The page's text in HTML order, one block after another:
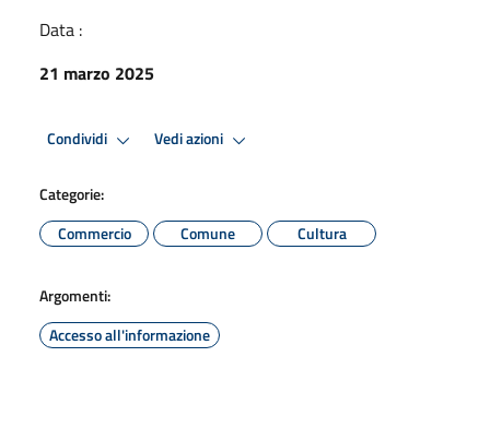
Data :
21 marzo 2025
Condividi Vedi azioni
Categorie:
Commercio
Comune Cultura
Argomenti:
Accesso all'informazione